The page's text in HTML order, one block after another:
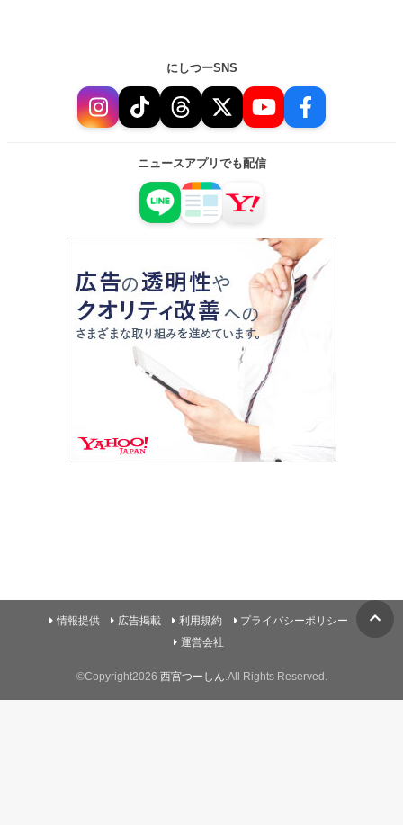
にしつーSNS
ニュースアプリでも配信
情報提供 広告掲載 利用規約
プライバシーポリシー
運営会社
©Copyright2026 西宮つーしん .All Rights Reserved.